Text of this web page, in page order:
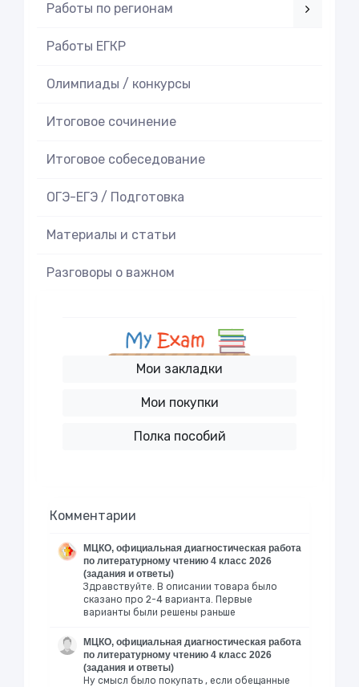
Работы по регионам
Работы ЕГКР
Олимпиады / конкурсы
Итоговое cочинение
Итоговое cобеседование
ОГЭ-ЕГЭ / Подготовка
Материалы и статьи
Разговоры о важном
Мои закладки
Мои покупки
Полка пособий
Комментарии
МЦКО, официальная диагностическая работа
по литературному чтению 4 класс 2026
(задания и ответы)
Здравствуйте. В описании товара было
сказано про 2-4 варианта. Первые
варианты были решены раньше
МЦКО, официальная диагностическая работа
по литературному чтению 4 класс 2026
(задания и ответы)
Ну смысл было покупать , если обещанные